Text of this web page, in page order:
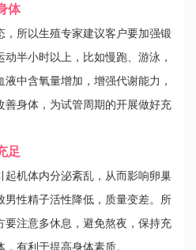
体
所以生殖专家建议客户要加强锻
半小时以上，比如慢跑、游泳，
中含氧量增加，增强代谢能力，
善身体，为试管周期的开展做好充
足
机体内分泌紊乱，从而影响卵巢
男性精子活性降低，质量变差。所
要注意多休息，避免熬夜，保持充
有利于提高身体素质。